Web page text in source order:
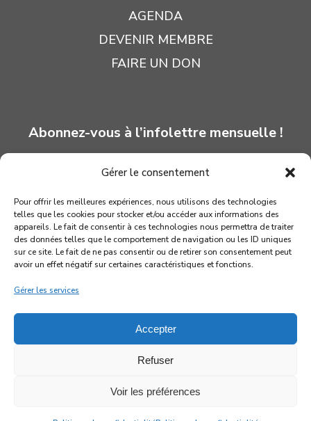
Gérer le consentement
Pour offrir les meilleures expériences, nous utilisons des technologies
telles que les cookies pour stocker et/ou accéder aux informations des
appareils. Le fait de consentir à ces technologies nous permettra de traiter
des données telles que le comportement de navigation ou les ID uniques
sur ce site. Le fait de ne pas consentir ou de retirer son consentement peut
avoir un effet négatif sur certaines caractéristiques et fonctions.
Gérer les services
Accepter
Refuser
Voir les préférences
AGENDA
DEVENIR MEMBRE
FAIRE UN DON
Abonnez-vous à l’infolettre mensuelle !
© 2026 Association québécoise des marionnettistes